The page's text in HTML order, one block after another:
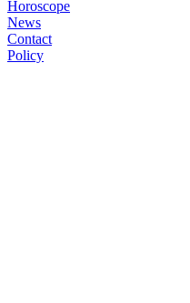
Horoscope
News
Contact
Policy